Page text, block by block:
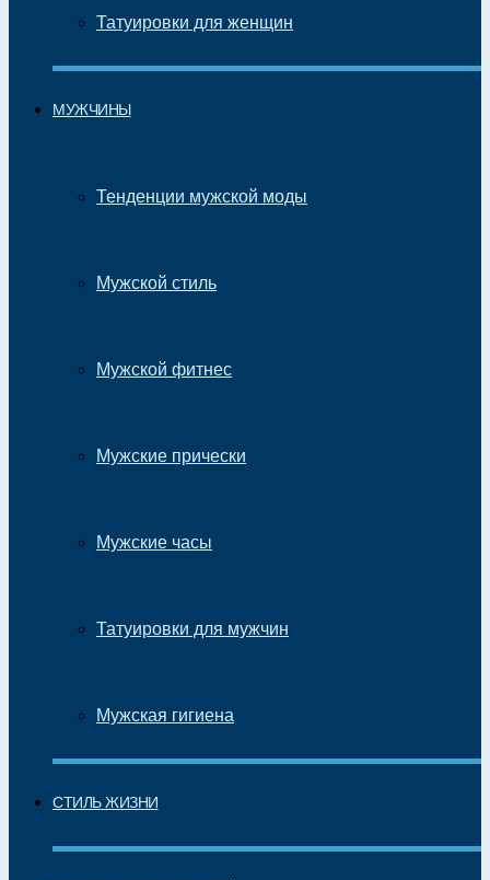
Татуировки для женщин
МУЖЧИНЫ
Тенденции мужской моды
Мужской стиль
Мужской фитнес
Мужские прически
Мужские часы
Татуировки для мужчин
Мужская гигиена
СТИЛЬ ЖИЗНИ